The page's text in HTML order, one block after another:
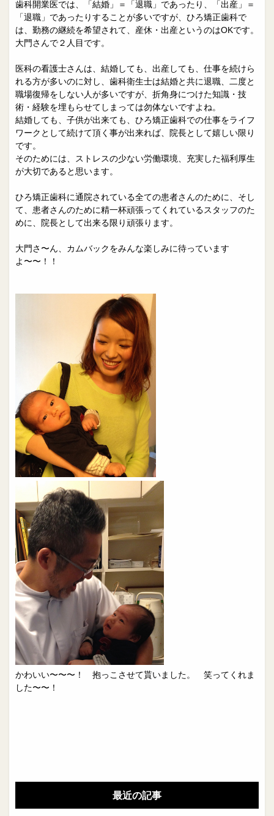
歯科開業医では、「結婚」＝「退職」であったり、「出産」＝
「退職」であったりすることが多いですが、ひろ矯正歯科で
は、勤務の継続を希望されて、産休・出産というのはOKです。
大門さんで２人目です。
医科の看護士さんは、結婚しても、出産しても、仕事を続けら
れる方が多いのに対し、歯科衛生士は結婚と共に退職、二度と
職場復帰をしない人が多いですが、折角身につけた知識・技
術・経験を埋もらせてしまっては勿体ないですよね。
結婚しても、子供が出来ても、ひろ矯正歯科での仕事をライフ
ワークとして続けて頂く事が出来れば、院長として嬉しい限り
です。
そのためには、ストレスの少ない労働環境、充実した福利厚生
が大切であると思います。
ひろ矯正歯科に通院されている全ての患者さんのために、そし
て、患者さんのために精一杯頑張ってくれているスタッフのた
めに、院長として出来る限り頑張ります。
大門さ〜ん、カムバックをみんな楽しみに待っています
よ〜〜！！
かわいい〜〜〜！ 抱っこさせて貰いました。 笑ってくれま
した〜〜！
最近の記事